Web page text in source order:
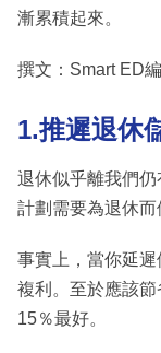
漸累積起來。
撰文：Smart ED
1.推遲退休
退休似乎離我們
計劃需要為退休而
事實上，當你延
複利。至於應該
15％最好。